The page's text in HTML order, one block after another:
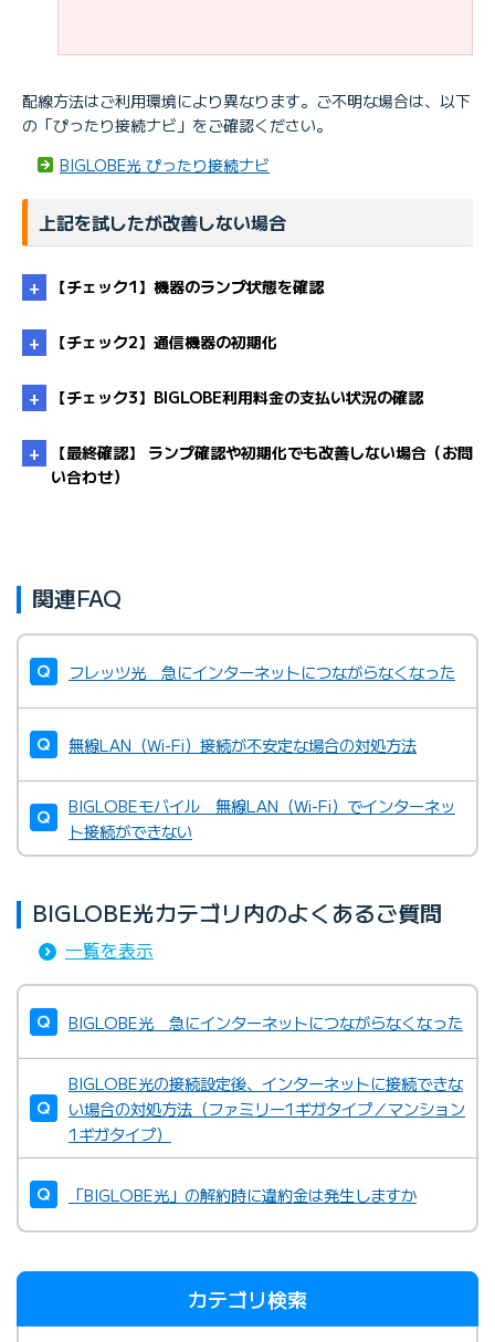
配線方法はご利用環境により異なります。ご不明な場合は、以下
の「ぴったり接続ナビ」をご確認ください。
BIGLOBE光 ぴったり接続ナビ
上記を試したが改善しない場合
【チェック1】機器のランプ状態を確認
【チェック2】通信機器の初期化
光電話対応ルーター（ホームゲートウェイ）の機器設定用
【チェック3】BIGLOBE利用料金の支払い状況の確認
【最終確認】 ランプ確認や初期化でも改善しない場合（お問
い合わせ）
・
へ
・
はチェック1へ
BIGLOBEがレンタル提供してい
る無線LANルーター
関連FAQ
フレッツ光 急にインターネットにつながらなくなった
無線LAN（Wi-Fi）接続が不安定な場合の対処方法
BIGLOBEモバイル 無線LAN（Wi-Fi）でインターネッ
ト接続ができない
BIGLOBE光カテゴリ内のよくあるご質問
一覧を表示
BIGLOBE光 急にインターネットにつながらなくなった
BIGLOBE光の接続設定後、インターネットに接続できな
い場合の対処方法（ファミリー1ギガタイプ／マンション
1ギガタイプ）
「BIGLOBE光」の解約時に違約金は発生しますか
カテゴリ検索